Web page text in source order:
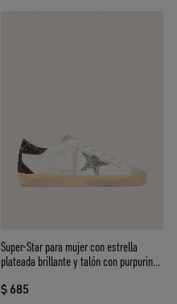
Super-Star para mujer con estrella
plateada brillante y talón con purpurina
$ 685